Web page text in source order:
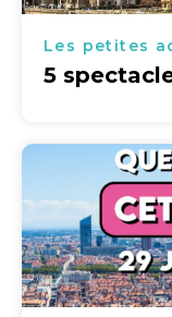
Les petites
5